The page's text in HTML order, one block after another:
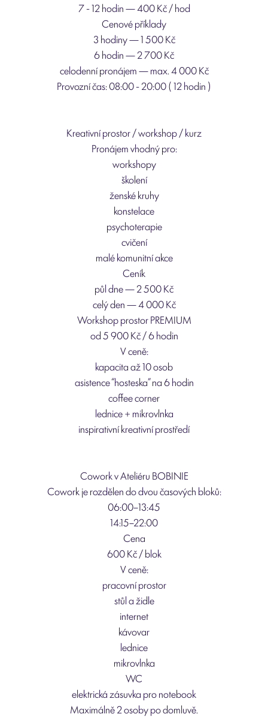
7 - 12 hodin — 400 Kč / hod
Cenové příklady
3 hodiny — 1 500 Kč
6 hodin — 2 700 Kč
celodenní pronájem — max. 4 000 Kč
Provozní čas: 08:00 - 20:00 ( 12 hodin )
Kreativní prostor / workshop / kurz
Pronájem vhodný pro:
workshopy
školení
ženské kruhy
konstelace
psychoterapie
cvičení
malé komunitní akce
Ceník
půl dne — 2 500 Kč
celý den — 4 000 Kč
Workshop prostor PREMIUM
od 5 900 Kč / 6 hodin
V ceně:
kapacita až 10 osob
asistence “hosteska” na 6 hodin
coffee corner
lednice + mikrovlnka
inspirativní kreativní prostředí
Cowork v Ateliéru BOBINIE
Cowork je rozdělen do dvou časových bloků:
06:00–13:45
14:15–22:00
Cena
600 Kč / blok
V ceně:
pracovní prostor
stůl a židle
internet
kávovar
lednice
mikrovlnka
WC
elektrická zásuvka pro notebook
Maximálně 2 osoby po domluvě.